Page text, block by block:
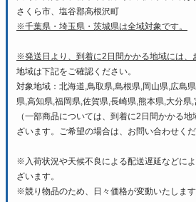
さくら市、塩谷郡高根沢町
※千葉県・埼玉県・茨城県は全域対象です。
※発送日より、到着に2日間かかる地域には、
地域は下記をご確認ください。
対象地域：北海道,鳥取県,島根県,岡山県,広島
県,高知県,福岡県,佐賀県,長崎県,熊本県,大分県
（一部商品については、到着に2日間かかる
ざいます。ご希望の場合は、お問い合わせくだ
※入荷状況や天候不良による配送遅延などに
ざいます。
※競り物品のため、日々価格が変動いたします